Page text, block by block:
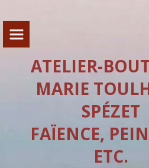
ATELIER-
MARIE
SPÉZET
FAÏENCE,
ETC.